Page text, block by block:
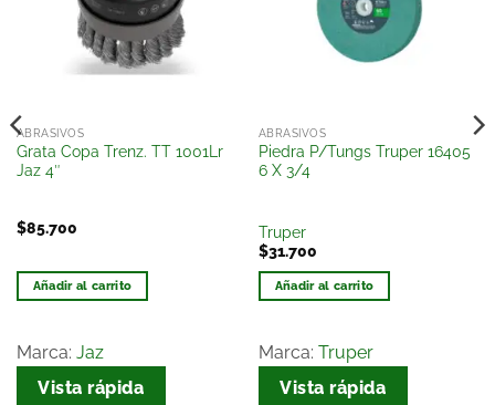
de
deseos
ABRASIVOS
Grata Copa Trenz. TT 1001Lr
Jaz 4″
$85.700
Añadir al carrito
Marca: Jaz
Vista rápida
de
deseos
ABRASIVOS
Piedra P/Tungs Truper 16405
6 X 3/4
Truper
$31.700
Añadir al carrito
Marca: Truper
Vista rápida